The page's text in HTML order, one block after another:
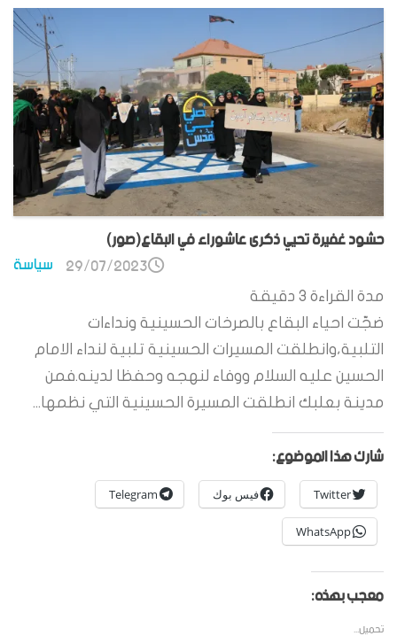
حشود غفيرة تحيي ذكرى عاشوراء في البقاع(صور)
سياسة 29/07/2023
مدة القراءة 3 دقيقة
ضجّت احياء البقاع بالصرخات الحسينية ونداءات
التلبية،وانطلقت المسيرات الحسينية تلبية لنداء الامام
الحسين عليه السلام ووفاء لنهجه وحفظا لدينه.فمن
مدينة بعلبك انطلقت المسيرة الحسينية التي نظمها...
شارك هذا الموضوع:
Twitter فيس بوك Telegram
WhatsApp
معجب بهذه:
تحميل...